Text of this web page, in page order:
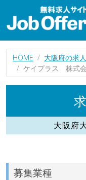
HOME 大阪府の求
ケイプラス 株式
大阪府
募集業種